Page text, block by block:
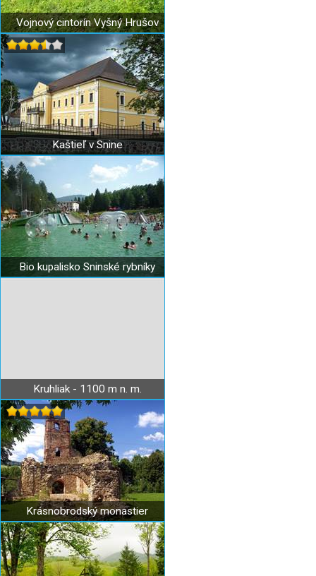
Vojnový cintorín Vyšný Hrušov
Kaštieľ v Snine
Bio kupalisko Sninské rybníky
Kruhliak - 1100 m n. m.
Krásnobrodský monastier